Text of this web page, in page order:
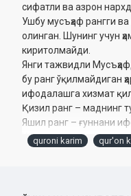
сифатли ва азрон
Ушбу мусъҳаф рангги
олинган. Шунинг учун
киритолмайди.
Янги тажвидли
бу ранг ўқилмайдиган
ифодалашга хизмат
Қизил ранг – маднинг
Яшил ранг – ғуннани
Кўк ранг – қалқала ва
quroni karim qur'on